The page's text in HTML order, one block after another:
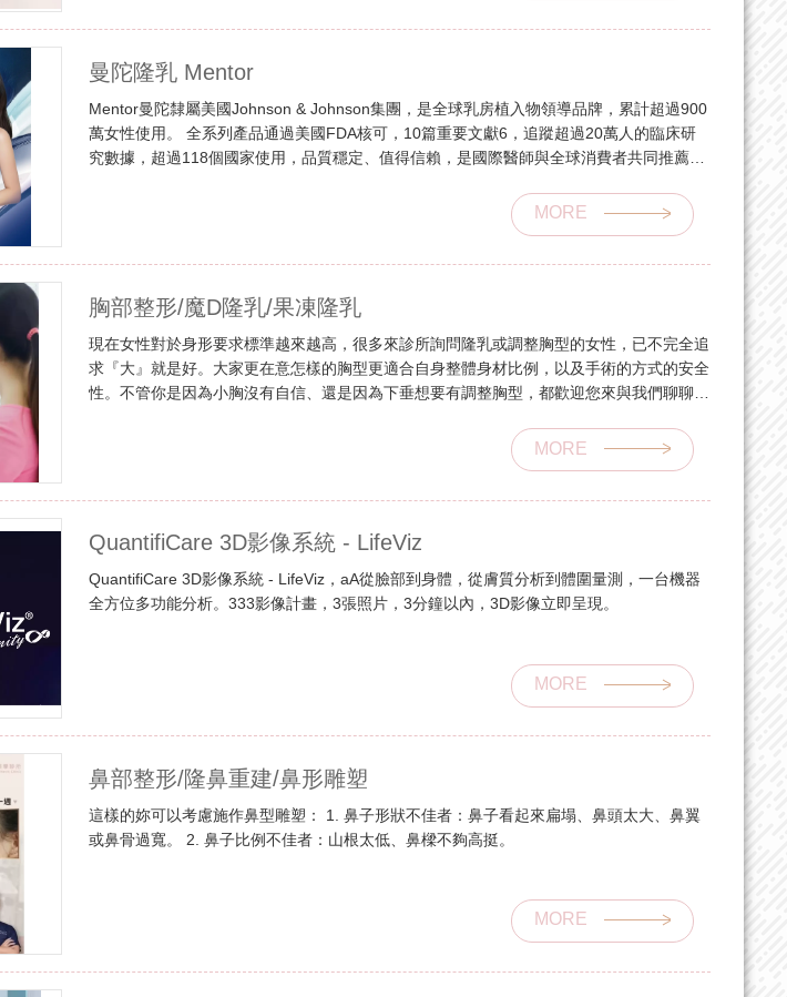
曼陀隆乳 Mentor
Mentor曼陀隸屬美國Johnson & Johnson集團，是全球乳房植入物領導品牌，累計超過900
萬女性使用。 全系列產品通過美國FDA核可，10篇重要文獻6，追蹤超過20萬人的臨床研
究數據，超過118個國家使用，品質穩定、值得信賴，是國際醫師與全球消費者共同推薦的
MORE
胸部整形/魔D隆乳/果凍隆乳
現在女性對於身形要求標準越來越高，很多來診所詢問隆乳或調整胸型的女性，已不完全追
求『大』就是好。大家更在意怎樣的胸型更適合自身整體身材比例，以及手術的方式的安全
性。不管你是因為小胸沒有自信、還是因為下垂想要有調整胸型，都歡迎您來與我們聊聊
MORE
QuantifiCare 3D影像系統 - LifeViz
QuantifiCare 3D影像系統 - LifeViz，aA從臉部到身體，從膚質分析到體圍量測，一台機器
全方位多功能分析。333影像計畫，3張照片，3分鐘以內，3D影像立即呈現。
MORE
鼻部整形/隆鼻重建/鼻形雕塑
這樣的妳可以考慮施作鼻型雕塑： 1. 鼻子形狀不佳者：鼻子看起來扁塌、鼻頭太大、鼻翼
或鼻骨過寬。 2. 鼻子比例不佳者：山根太低、鼻樑不夠高挺。
MORE